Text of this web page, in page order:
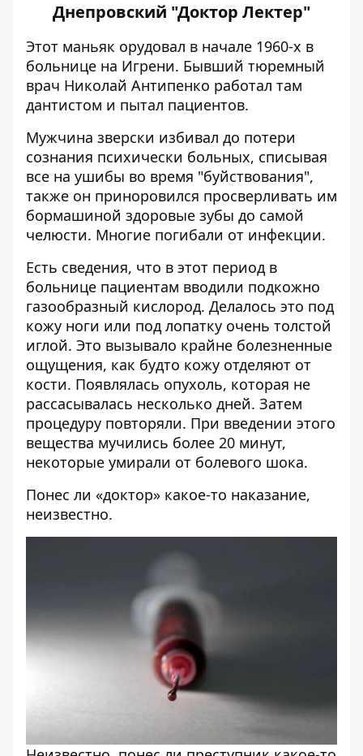
Днепровский "Доктор Лектер"
Этот маньяк орудовал в начале 1960-х в
больнице на Игрени. Бывший тюремный
врач Николай Антипенко работал там
дантистом и пытал пациентов.
Мужчина зверски избивал до потери
сознания психически больных, списывая
все на ушибы во время "буйствования",
также он приноровился просверливать им
бормашиной здоровые зубы до самой
челюсти. Многие погибали от инфекции.
Есть сведения, что в этот период в
больнице пациентам вводили подкожно
газообразный кислород. Делалось это под
кожу ноги или под лопатку очень толстой
иглой. Это вызывало крайне болезненные
ощущения, как будто кожу отделяют от
кости. Появлялась опухоль, которая не
рассасывалась несколько дней. Затем
процедуру повторяли. При введении этого
вещества мучились более 20 минут,
некоторые умирали от болевого шока.
Понес ли «доктор» какое-то наказание,
неизвестно.